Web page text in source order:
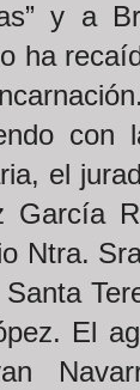
y a
ha
con
el
García
Ntra.
El